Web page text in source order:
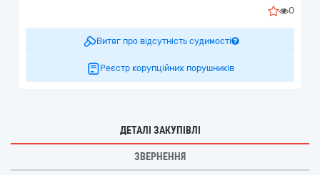
0
Витяг про відсутність судимості
Реєстр корупційних порушників
ДЕТАЛІ ЗАКУПІВЛІ
ЗВЕРНЕННЯ